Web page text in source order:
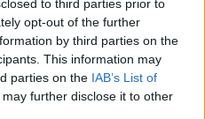
to third parties prior to
opt-out of the further
by third parties on the
This information may
parties on the IAB’s List of
may further disclose it to other
tempo reale?
telegram di